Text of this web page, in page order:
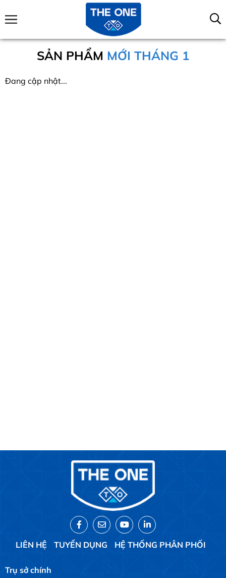
SẢN PHẨM MỚI THÁNG 1
Đang cập nhật...
LIÊN HỆ TUYỂN DỤNG HỆ THỐNG PHÂN PHỐI
Trụ sở chính